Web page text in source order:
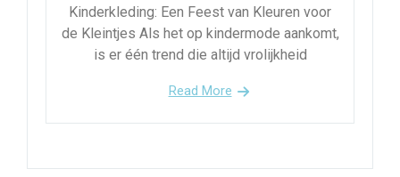
Kinderkleding: Een Feest van Kleuren voor
de Kleintjes Als het op kindermode aankomt,
is er één trend die altijd vrolijkheid
Read More